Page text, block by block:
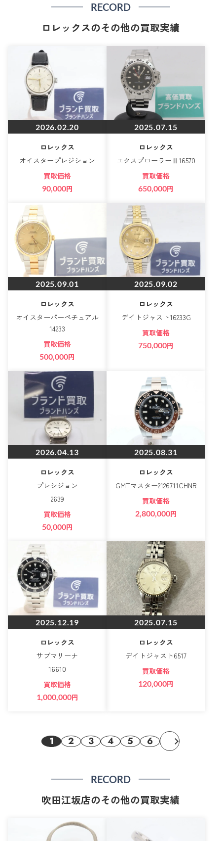
RECORD
ロレックスのその他の買取実績
2026.02.20
ロレックス
オイスタープレジション
買取価格
90,000円
2025.07.15
ロレックス
エクスプローラーⅡ16570
買取価格
650,000円
2025.09.01
ロレックス
オイスターパーペチュアル
14233
買取価格
500,000円
2025.09.02
ロレックス
デイトジャスト16233G
買取価格
750,000円
2026.04.13
ロレックス
プレシジョン
2639
買取価格
50,000円
2025.08.31
ロレックス
GMTマスター2126711CHNR
買取価格
2,800,000円
2025.12.19
ロレックス
サブマリーナ
16610
買取価格
1,000,000円
2025.07.15
ロレックス
デイトジャスト6517
買取価格
120,000円
1 2 3 4 5 6
RECORD
吹田江坂店のその他の買取実績